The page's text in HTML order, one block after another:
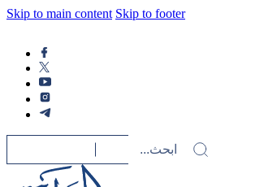
Skip to main content Skip to footer